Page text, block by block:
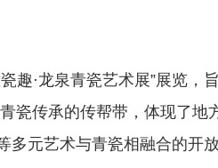
·龙泉青瓷艺术展”展览，
瓷传承的传帮带，体现了地
多元艺术与青瓷相融合的开